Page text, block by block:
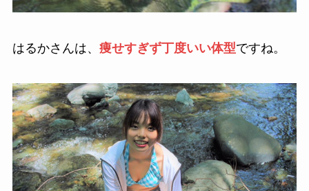
はるかさんは、 痩せすぎず丁度いい体型ですね。